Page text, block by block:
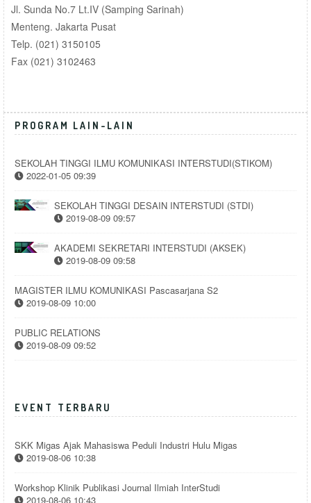
Jl. Sunda No.7 Lt.IV (Samping Sarinah)
Menteng. Jakarta Pusat
Telp. (021) 3150105
Fax (021) 3102463
PROGRAM LAIN-LAIN
SEKOLAH TINGGI ILMU KOMUNIKASI INTERSTUDI(STIKOM)
2022-01-05 09:39
SEKOLAH TINGGI DESAIN INTERSTUDI (STDI)
2019-08-09 09:57
AKADEMI SEKRETARI INTERSTUDI (AKSEK)
2019-08-09 09:58
MAGISTER ILMU KOMUNIKASI Pascasarjana S2
2019-08-09 10:00
PUBLIC RELATIONS
2019-08-09 09:52
EVENT TERBARU
SKK Migas Ajak Mahasiswa Peduli Industri Hulu Migas
2019-08-06 10:38
Workshop Klinik Publikasi Journal Ilmiah InterStudi
2019-08-06 10:43